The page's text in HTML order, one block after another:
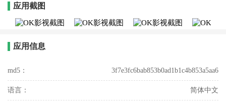
应用截图
应用信息
md5： 3f7e3fc6bab853b0ad1b1c4b853a5aa6
语言： 简体中文